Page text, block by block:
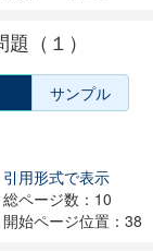
（１）
サンプル
引用形式で表示
総ページ数：10
開始ページ位置：38